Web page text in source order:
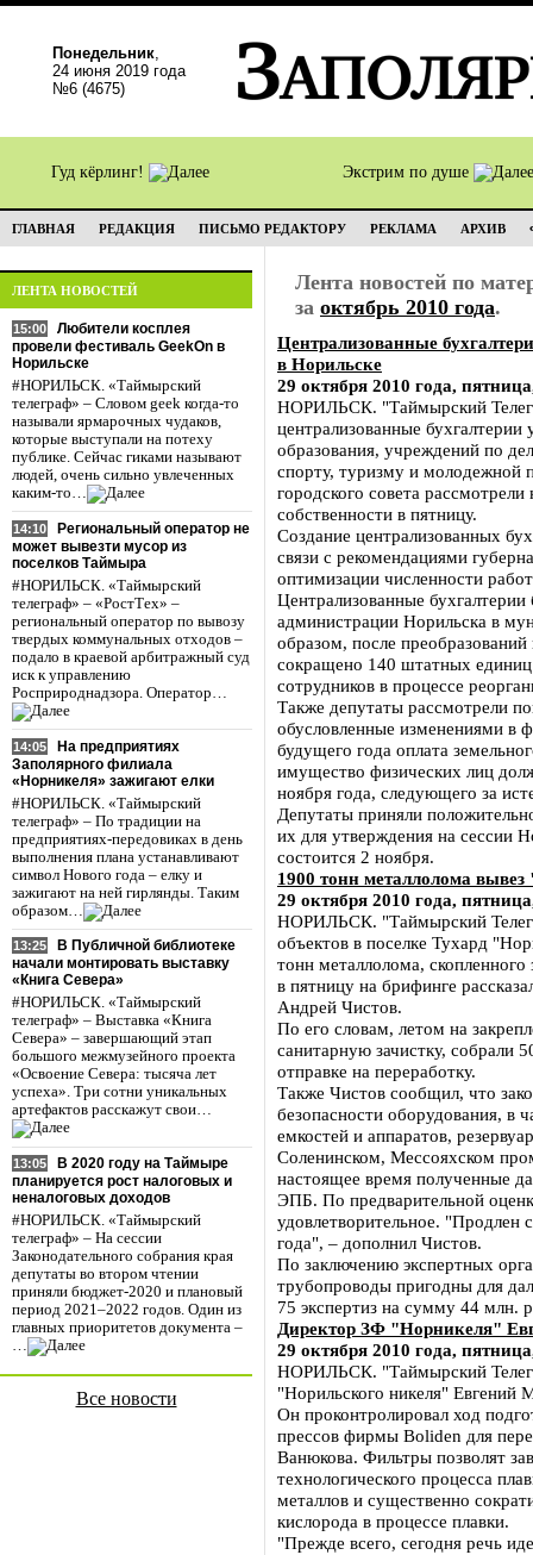
Понедельник,
24 июня 2019 года
№6 (4675)
Гуд кёрлинг! Экстрим по душе
ГЛАВНАЯ РЕДАКЦИЯ ПИСЬМО РЕДАКТОРУ РЕКЛАМА АРХИВ
ЛЕНТА НОВОСТЕЙ
15:00
Любители косплея
провели фестиваль GeekOn в
Норильске
#НОРИЛЬСК. «Таймырский
телеграф» – Словом geek когда-то
называли ярмарочных чудаков,
которые выступали на потеху
публике. Сейчас гиками называют
людей, очень сильно увлеченных
каким-то…
14:10
Региональный оператор не
может вывезти мусор из
поселков Таймыра
#НОРИЛЬСК. «Таймырский
телеграф» – «РостТех» –
региональный оператор по вывозу
твердых коммунальных отходов –
подало в краевой арбитражный суд
иск к управлению
Росприроднадзора. Оператор…
14:05
На предприятиях
Заполярного филиала
«Норникеля» зажигают елки
#НОРИЛЬСК. «Таймырский
телеграф» – По традиции на
предприятиях-передовиках в день
выполнения плана устанавливают
символ Нового года – елку и
зажигают на ней гирлянды. Таким
образом…
13:25
В Публичной библиотеке
начали монтировать выставку
«Книга Севера»
#НОРИЛЬСК. «Таймырский
телеграф» – Выставка «Книга
Севера» – завершающий этап
большого межмузейного проекта
«Освоение Севера: тысяча лет
успеха». Три сотни уникальных
артефактов расскажут свои…
13:05
В 2020 году на Таймыре
планируется рост налоговых и
неналоговых доходов
#НОРИЛЬСК. «Таймырский
телеграф» – На сессии
Законодательного собрания края
депутаты во втором чтении
приняли бюджет-2020 и плановый
период 2021–2022 годов. Один из
главных приоритетов документа –
…
Все новости
Лента новостей по
за октябрь 2010 года.
Централизованные
в Норильске
29 октября 2010 года,
НОРИЛЬСК. "Таймырский
централизованные
образования, учреждений по
спорту, туризму и молодежной
городского совета
собственности в пятницу.
Создание централизованных
связи с рекомендациями
оптимизации численности
Централизованные
администрации Норильска в
образом, после
сокращено 140 штатных
сотрудников в процессе
Также депутаты рассмотрели
обусловленные изменениями в
будущего года оплата
имущество физических лиц
ноября года, следующего за
Депутаты приняли
их для утверждения на сессии
состоится 2 ноября.
1900 тонн металлолома
29 октября 2010 года,
НОРИЛЬСК. "Таймырский
объектов в поселке Тухард
тонн металлолома,
в пятницу на брифинге
Андрей Чистов.
По его словам, летом на
санитарную зачистку, собрали
отправке на переработку.
Также Чистов сообщил, что
безопасности оборудования, в
емкостей и аппаратов,
Соленинском, Мессояхском
настоящее время полученные
ЭПБ. По предварительной
удовлетворительное. "Продлен
года", – дополнил Чистов.
По заключению экспертных
трубопроводы пригодны для
75 экспертиз на сумму 44 млн.
Директор ЗФ "Норникеля"
29 октября 2010 года,
НОРИЛЬСК. "Таймырский
"Норильского никеля" Евгений
Он проконтролировал ход
прессов фирмы Boliden для
Ванюкова. Фильтры позволят
технологического процесса
металлов и существенно
кислорода в процессе плавки.
"Прежде всего, сегодня речь